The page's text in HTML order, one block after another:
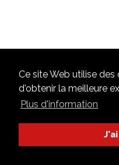
Ce site Web utilise
d'obtenir la meilleure
Plus d'information